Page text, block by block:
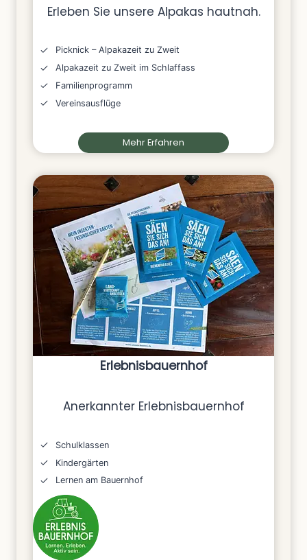
Erleben Sie unsere Alpakas hautnah.
Picknick – Alpakazeit zu Zweit
Alpakazeit zu Zweit im Schlaffass
Familienprogramm
Vereinsausflüge
Mehr Erfahren
Erlebnisbauernhof
Anerkannter Erlebnisbauernhof
Schulklassen
Kindergärten
Lernen am Bauernhof